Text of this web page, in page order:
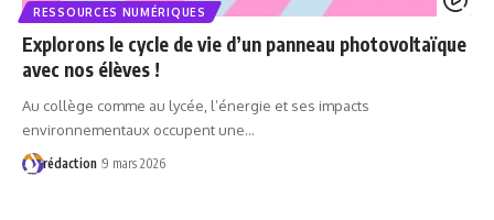
RESSOURCES NUMÉRIQUES
Explorons le cycle de vie d’un panneau photovoltaïque
avec nos élèves !
Au collège comme au lycée, l’énergie et ses impacts
environnementaux occupent une…
rédaction 9 mars 2026